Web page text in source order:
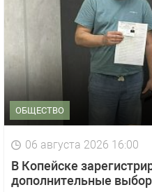
ОБЩЕСТВО
06 августа 2026 16:00
В Копейске
дополнительные